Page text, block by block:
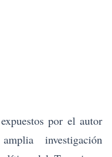
por el autor
investigación